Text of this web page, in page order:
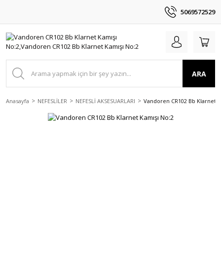
5069572529
ARA
Anasayfa NEFESLİLER NEFESLİ AKSESUARLARI Vandoren CR102 Bb Klarnet